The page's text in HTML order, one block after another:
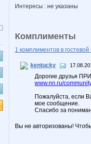
Интересы : не указаны
Комплименты
1 комплиментов в гостевой
kentucky
Дорогие друзья
www.nn.ru/
Пожалуйста, если
мое сообщение.
Спасибо за
Вы не авторизованы!